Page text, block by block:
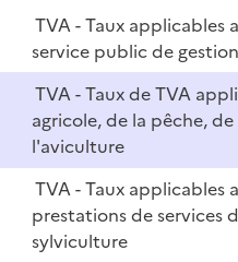
TVA - Taux applicables
service public de
TVA - Taux de TVA
agricole, de la pêche,
l'aviculture
TVA - Taux applicables
prestations de services
sylviculture